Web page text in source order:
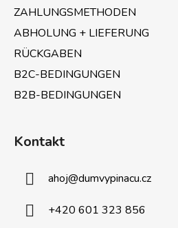
ZAHLUNGSMETHODEN
ABHOLUNG + LIEFERUNG
RÜCKGABEN
B2C-BEDINGUNGEN
B2B-BEDINGUNGEN
Kontakt
ahoj@dumvypinacu.cz
+420 601 323 856